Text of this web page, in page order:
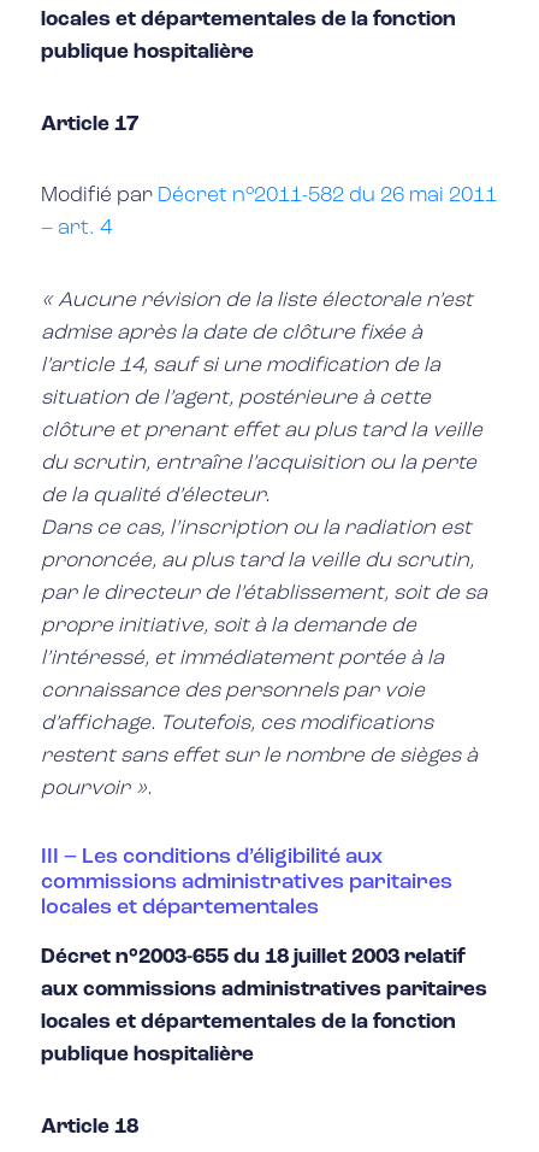
locales et départementales de la fonction
publique hospitalière
Article 17
Modifié par Décret n°2011-582 du 26 mai 2011
– art. 4
« Aucune révision de la liste électorale n’est
admise après la date de clôture fixée à
l’article 14, sauf si une modification de la
situation de l’agent, postérieure à cette
clôture et prenant effet au plus tard la veille
du scrutin, entraîne l’acquisition ou la perte
de la qualité d’électeur.
Dans ce cas, l’inscription ou la radiation est
prononcée, au plus tard la veille du scrutin,
par le directeur de l’établissement, soit de sa
propre initiative, soit à la demande de
l’intéressé, et immédiatement portée à la
connaissance des personnels par voie
d’affichage. Toutefois, ces modifications
restent sans effet sur le nombre de sièges à
pourvoir ».
III – Les conditions d’éligibilité aux
commissions administratives paritaires
locales et départementales
Décret n°2003-655 du 18 juillet 2003 relatif
aux commissions administratives paritaires
locales et départementales de la fonction
publique hospitalière
Article 18